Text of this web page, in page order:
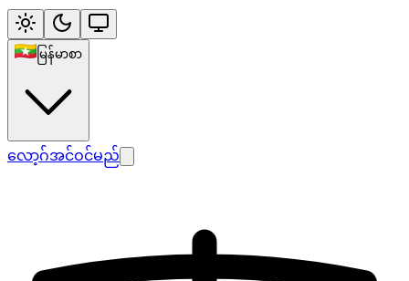
မြန်မာစာ
လော့ဂ်အင်ဝင်မည်